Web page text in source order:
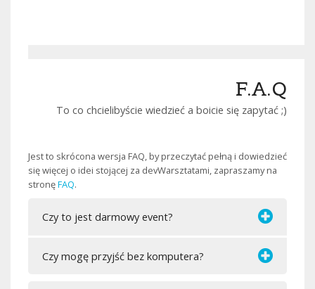
F.A.Q
To co chcielibyście wiedzieć a boicie się zapytać ;)
Jest to skrócona wersja FAQ, by przeczytać pełną i dowiedzieć
się więcej o idei stojącej za devWarsztatami, zapraszamy na
stronęFAQ.
Czy to jest darmowy event?
Czy mogę przyjść bez komputera?